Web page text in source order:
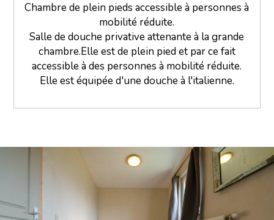
Chambre de plein pieds accessible à personnes à
mobilité réduite.
Salle de douche privative attenante à la grande
chambre.Elle est de plein pied et par ce fait
accessible à des personnes à mobilité réduite.
Elle est équipée d'une douche à l'italienne.